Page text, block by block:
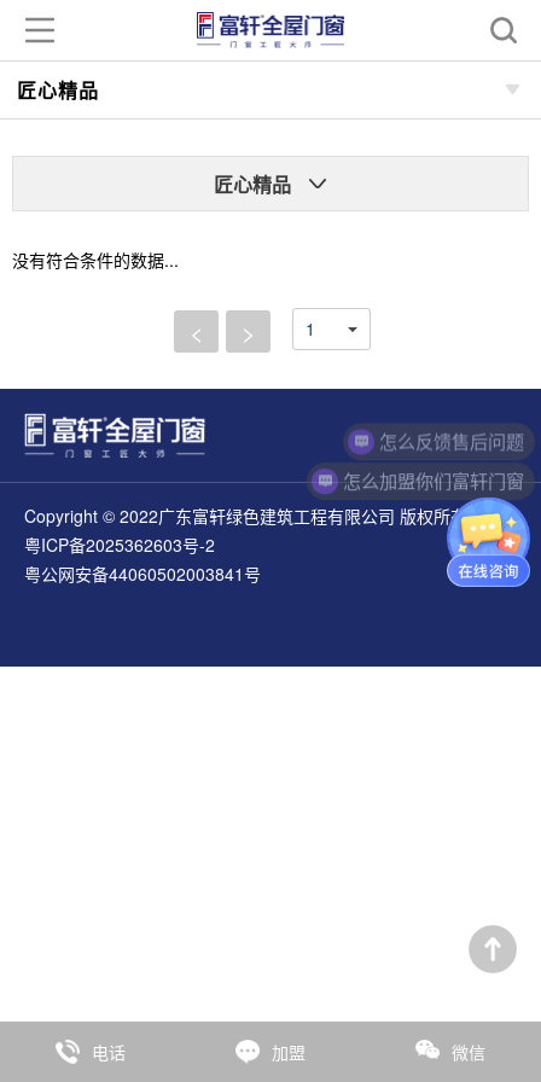
匠心精品
匠心精品
没有符合条件的数据...
< >
Copyright © 2022广东富轩绿色建筑工程有限公司 版权所有
粤ICP备2025362603号-2
粤公网安备44060502003841号
电话 加盟 微信
怎么加盟你们富轩门窗
怎么反馈售后问题